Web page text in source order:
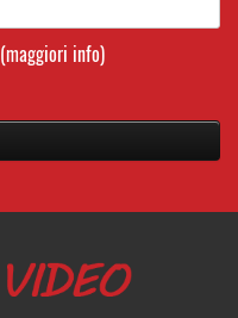
(maggiori info)